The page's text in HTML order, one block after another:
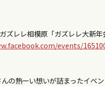
ズレレ相模原「ガズレレ大新年
events/
の熱ーい想いが詰まったイベ